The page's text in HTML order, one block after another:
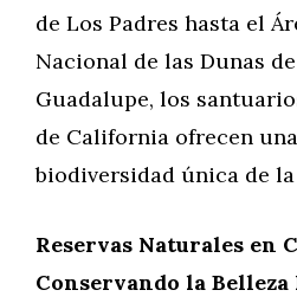
de Los Padres hasta el
Nacional de las Dunas
Guadalupe, los
de California ofrecen
biodiversidad única de
Reservas Naturales en
Conservando la